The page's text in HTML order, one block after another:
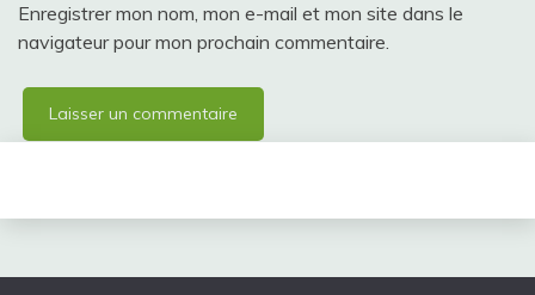
Enregistrer mon nom, mon e-mail et mon site dans le
navigateur pour mon prochain commentaire.